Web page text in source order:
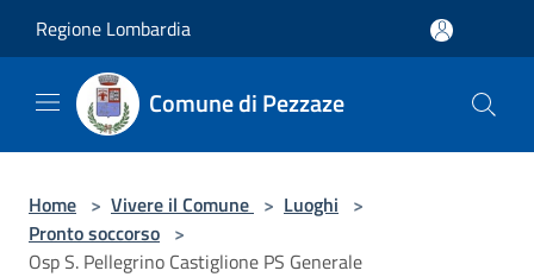
Regione Lombardia
Comune di Pezzaze
Home > Vivere il Comune > Luoghi >
Pronto soccorso >
Osp S. Pellegrino Castiglione PS Generale